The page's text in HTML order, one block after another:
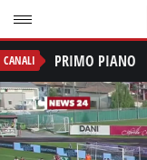
CANALI PRIMO PIANO